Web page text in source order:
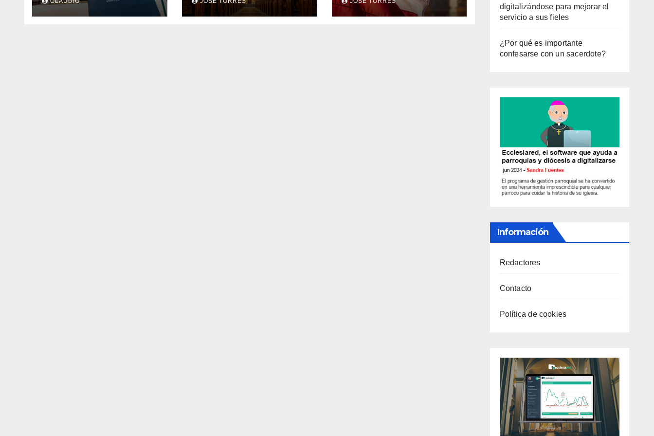
digital gracias a
Ecclesiared
realidad ya para el
futuro de la Iglesia
mejorar el servicio a
sus fieles
digitalizándose para mejorar el
servicio a sus fieles
¿Por qué es importante
confesarse con un sacerdote?
Información
Redactores
Contacto
Política de cookies